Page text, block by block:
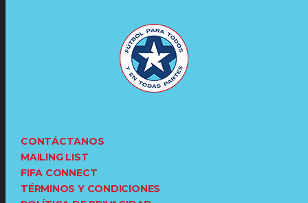
CONTÁCTANOS
MAILING LIST
FIFA CONNECT
TÉRMINOS Y CONDICIONES